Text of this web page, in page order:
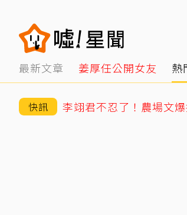
最新文章 姜厚任公開女友 熱
快訊